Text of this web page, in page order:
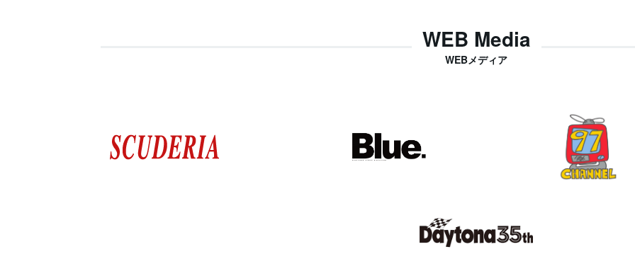
WEB Media
WEBメディア